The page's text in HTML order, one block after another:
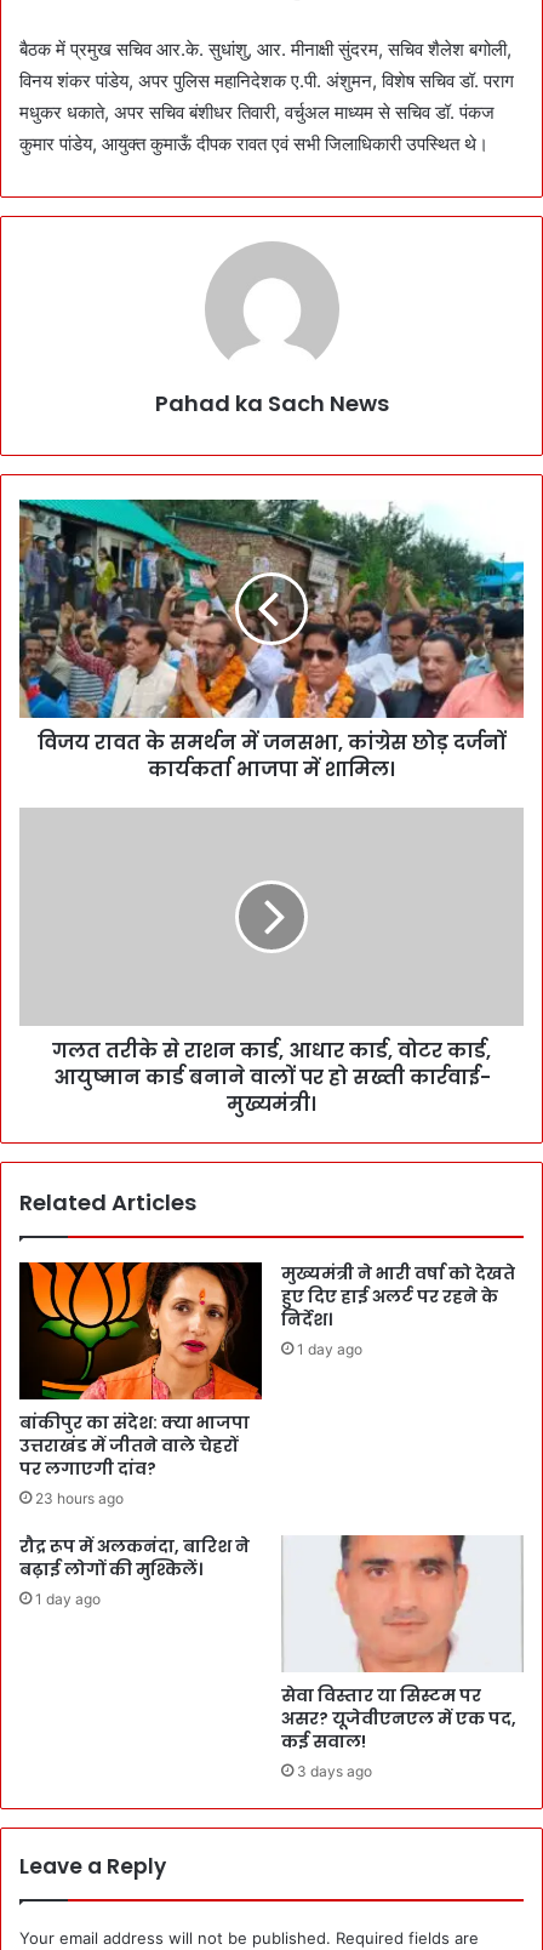
बैठक में प्रमुख सचिव आर.के. सुधांशु, आर. मीनाक्षी सुंदरम, सचिव शैलेश बगोली,
विनय शंकर पांडेय, अपर पुलिस महानिदेशक ए.पी. अंशुमन, विशेष सचिव डॉ. पराग
मधुकर धकाते, अपर सचिव बंशीधर तिवारी, वर्चुअल माध्यम से सचिव डॉ. पंकज
कुमार पांडेय, आयुक्त कुमाऊँ दीपक रावत एवं सभी जिलाधिकारी उपस्थित थे।
Pahad ka Sach News
विजय रावत के समर्थन में जनसभा, कांग्रेस छोड़ दर्जनों
कार्यकर्ता भाजपा में शामिल।
गलत तरीके से राशन कार्ड, आधार कार्ड, वोटर कार्ड,
आयुष्मान कार्ड बनाने वालों पर हो सख्ती कार्रवाई-
मुख्यमंत्री।
Related Articles
बांकीपुर का संदेश: क्या भाजपा
उत्तराखंड में जीतने वाले चेहरों
पर लगाएगी दांव?
23 hours ago
मुख्यमंत्री ने भारी वर्षा को देखते
हुए दिए हाई अलर्ट पर रहने के
निर्देश।
1 day ago
रौद्र रूप में अलकनंदा, बारिश ने
बढ़ाई लोगों की मुश्किलें।
1 day ago
सेवा विस्तार या सिस्टम पर
असर? यूजेवीएनएल में एक पद,
कई सवाल!
3 days ago
Leave a Reply
Your email address will not be published. Required fields are